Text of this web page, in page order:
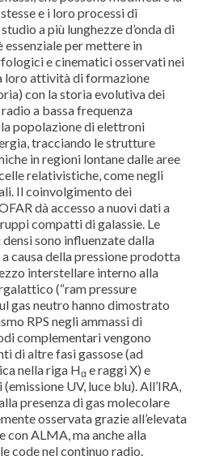
e i loro processi di
a più lunghezze d’onda di
per mettere in
e cinematici osservati nei
loro attività di formazione
con la storia evolutiva dei
a bassa frequenza
popolazione di elettroni
tracciando le strutture
in regioni lontane dalle aree
relativistiche, come negli
Il coinvolgimento dei
dà accesso a nuovi dati a
compatti di galassie. Le
sono influenzate dalla
causa della pressione prodotta
interstellare interno alla
(“ram pressure
gas neutro hanno dimostrato
RPS negli ammassi di
complementari vengono
di altre fasi gassose (ad
nella riga Hα e raggi X) e
UV, luce blu). All’IRA,
presenza di gas molecolare
osservata grazie all’elevata
ALMA, ma anche alla
code nel continuo radio.